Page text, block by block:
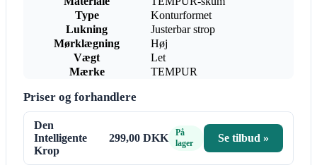
Type
Konturformet
Lukning
Justerbar strop
Mørklægning
Høj
Vægt
Let
Mærke
TEMPUR
Priser og forhandlere
Den
Intelligente
Krop
299,00 DKK
På
lager
Se tilbud »